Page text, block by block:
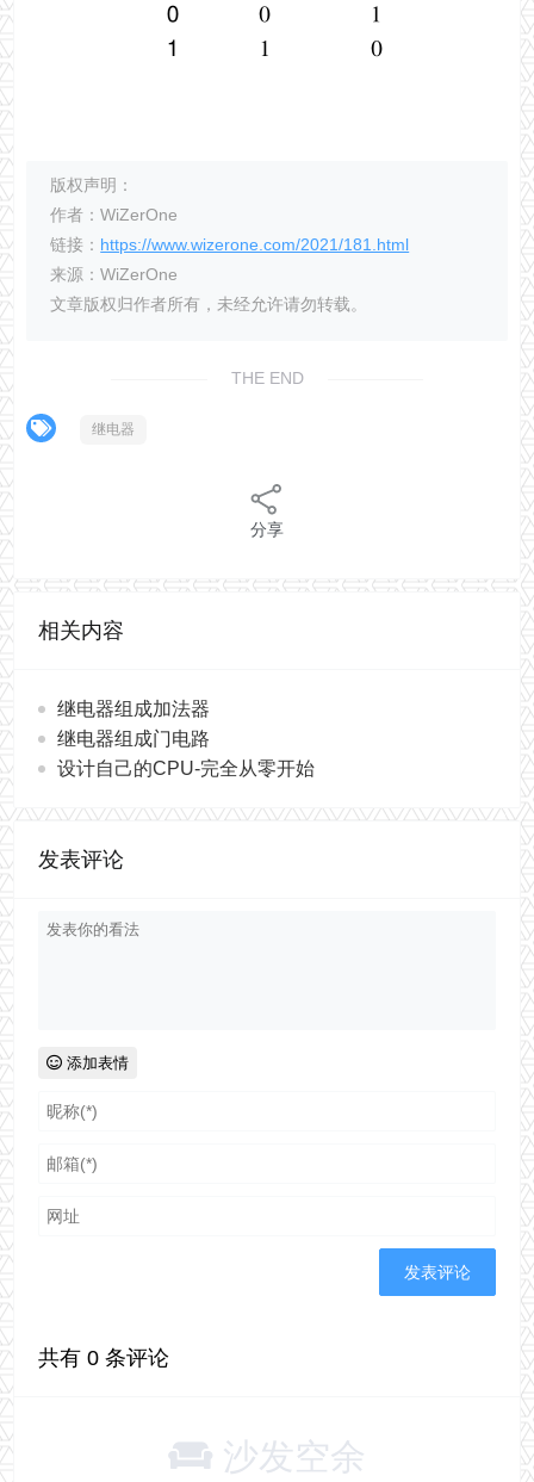
版权声明：
作者：WiZerOne
链接： https://www.wizerone.com/2021/181.html
来源：WiZerOne
文章版权归作者所有，未经允许请勿转载。
THE END
继电器
分享
相关内容
继电器组成加法器
继电器组成门电路
设计自己的CPU-完全从零开始
发表评论
添加表情
共有0 条评论
沙发空余